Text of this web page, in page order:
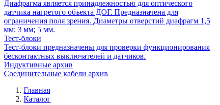
Диафрагма является принадлежностью для оптического
датчика нагретого объекта ДОГ. Предназначена для
ограничения поля зрения. Диаметры отверстий диафрагм 1,5
мм; 3 мм; 5 мм.
Тест-блоки
Тест-блоки предназначены для проверки функционирования
бесконтактных выключателей и датчиков.
Индуктивные архив
Соединительные кабели архив
Главная
Каталог